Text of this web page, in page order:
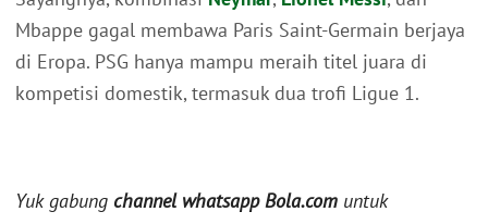
Mbappe gagal membawa Paris Saint-Germain berjaya
di Eropa. PSG hanya mampu meraih titel juara di
kompetisi domestik, termasuk dua trofi Ligue 1.
Yuk gabung channel whatsapp Bola.com untuk